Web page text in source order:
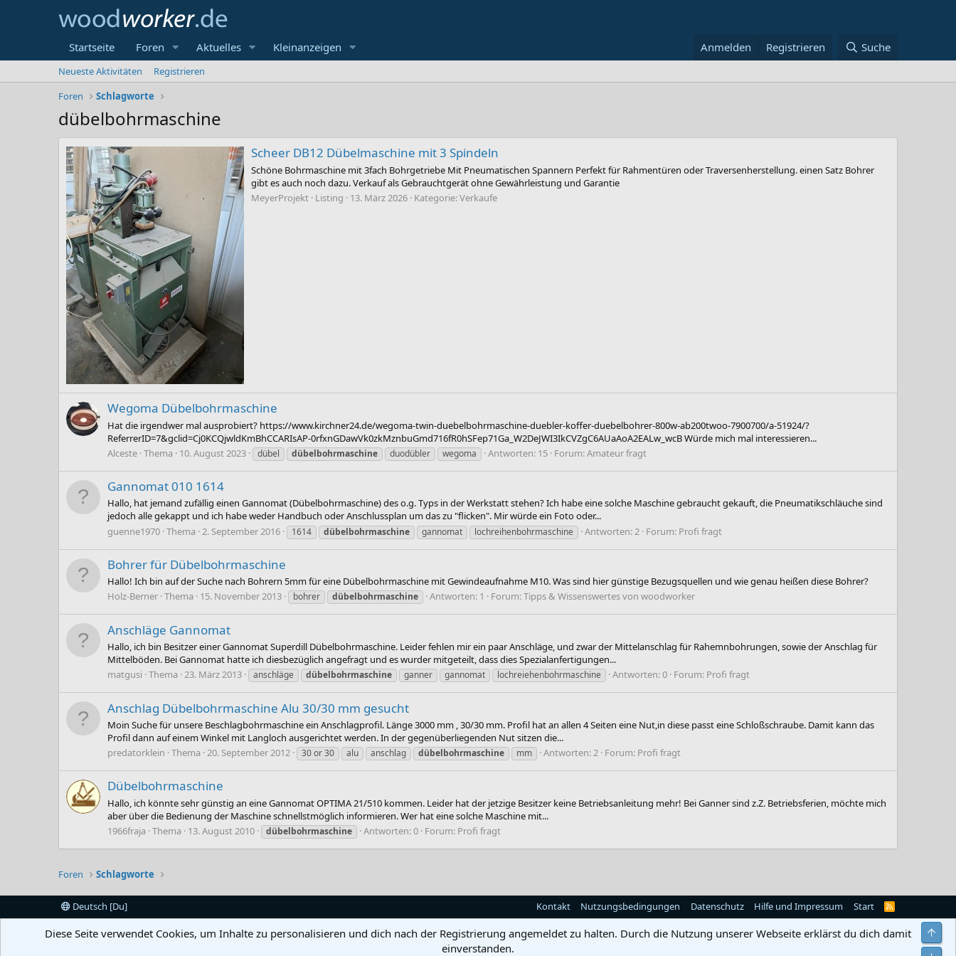
Startseite Foren Aktuelles Kleinanzeigen Anmelden Registrieren Suche
Neueste Aktivitäten
Registrieren
Foren
Schlagworte
dübelbohrmaschine
Scheer DB12 Dübelmaschine mit 3 Spindeln
Schöne Bohrmaschine mit 3fach Bohrgetriebe Mit Pneumatischen Spannern Perfekt für Rahmentüren oder Traversenherstellung. einen Satz Bohrer
gibt es auch noch dazu. Verkauf als Gebrauchtgerät ohne Gewährleistung und Garantie
MeyerProjekt Listing 13. März 2026 Kategorie:Verkaufe
Wegoma Dübelbohrmaschine
Hat die irgendwer mal ausprobiert? https://www.kirchner24.de/wegoma-twin-duebelbohrmaschine-duebler-koffer-duebelbohrer-800w-ab200twoo-7900700/a-51924/?
ReferrerID=7&gclid=Cj0KCQjwldKmBhCCARIsAP-0rfxnGDawVk0zkMznbuGmd716fR0hSFep71Ga_W2DeJWI3IkCVZgC6AUaAoA2EALw_wcB Würde mich mal interessieren...
Alceste Thema 10. August 2023 dübel dübelbohrmaschine duodübler wegoma Antworten: 15 Forum:Amateur fragt
Gannomat 010 1614
Hallo, hat jemand zufällig einen Gannomat (Dübelbohrmaschine) des o.g. Typs in der Werkstatt stehen? Ich habe eine solche Maschine gebraucht gekauft, die Pneumatikschläuche sind
jedoch alle gekappt und ich habe weder Handbuch oder Anschlussplan um das zu "flicken". Mir würde ein Foto oder...
guenne1970 Thema 2. September 2016 1614 dübelbohrmaschine gannomat lochreihenbohrmaschine Antworten: 2 Forum: Profi fragt
Bohrer für Dübelbohrmaschine
Hallo! Ich bin auf der Suche nach Bohrern 5mm für eine Dübelbohrmaschine mit Gewindeaufnahme M10. Was sind hier günstige Bezugsquellen und wie genau heißen diese Bohrer?
Holz-Berner Thema 15. November 2013 bohrer dübelbohrmaschine Antworten: 1 Forum:Tipps & Wissenswertes von woodworker
Anschläge Gannomat
Hallo, ich bin Besitzer einer Gannomat Superdill Dübelbohrmaschine. Leider fehlen mir ein paar Anschläge, und zwar der Mittelanschlag für Rahemnbohrungen, sowie der Anschlag für
Mittelböden. Bei Gannomat hatte ich diesbezüglich angefragt und es wurder mitgeteilt, dass dies Spezialanfertigungen...
matgusi Thema 23. März 2013 anschläge dübelbohrmaschine ganner gannomat lochreiehenbohrmaschine Antworten: 0 Forum: Profi fragt
Anschlag Dübelbohrmaschine Alu 30/30 mm gesucht
Moin Suche für unsere Beschlagbohrmaschine ein Anschlagprofil. Länge 3000 mm , 30/30 mm. Profil hat an allen 4 Seiten eine Nut,in diese passt eine Schloßschraube. Damit kann das
Profil dann auf einem Winkel mit Langloch ausgerichtet werden. In der gegenüberliegenden Nut sitzen die...
predatorklein Thema 20. September 2012 30 or 30 alu anschlag dübelbohrmaschine mm Antworten: 2 Forum: Profi fragt
Dübelbohrmaschine
Hallo, ich könnte sehr günstig an eine Gannomat OPTIMA 21/510 kommen. Leider hat der jetzige Besitzer keine Betriebsanleitung mehr! Bei Ganner sind z.Z. Betriebsferien, möchte mich
aber über die Bedienung der Maschine schnellstmöglich informieren. Wer hat eine solche Maschine mit...
1966fraja Thema 13. August 2010 dübelbohrmaschine Antworten: 0 Forum: Profi fragt
Foren Schlagworte
Deutsch [Du] Kontakt Nutzungsbedingungen Datenschutz Hilfe und Impressum Start
R
Diese Seite verwendet Cookies, um Inhalte zu personalisieren und dich nach der Registrierung angemeldet zu halten. Durch die Nutzung unserer Webseite erklärst du dich damit
einverstanden.